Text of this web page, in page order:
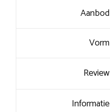
Aanbod
Vorm
Review
Informatie